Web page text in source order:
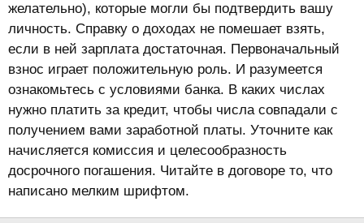
желательно), которые могли бы подтвердить вашу
личность. Справку о доходах не помешает взять,
если в ней зарплата достаточная. Первоначальный
взнос играет положительную роль. И разумеется
ознакомьтесь с условиями банка. В каких числах
нужно платить за кредит, чтобы числа совпадали с
получением вами заработной платы. Уточните как
начисляется комиссия и целесообразность
досрочного погашения. Читайте в договоре то, что
написано мелким шрифтом.